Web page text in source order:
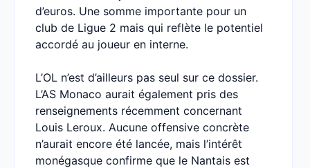
d’euros. Une somme importante pour un
club de Ligue 2 mais qui reflète le potentiel
accordé au joueur en interne.
L’OL n’est d’ailleurs pas seul sur ce dossier.
L’AS Monaco aurait également pris des
renseignements récemment concernant
Louis Leroux. Aucune offensive concrète
n’aurait encore été lancée, mais l’intérêt
monégasque confirme que le Nantais est